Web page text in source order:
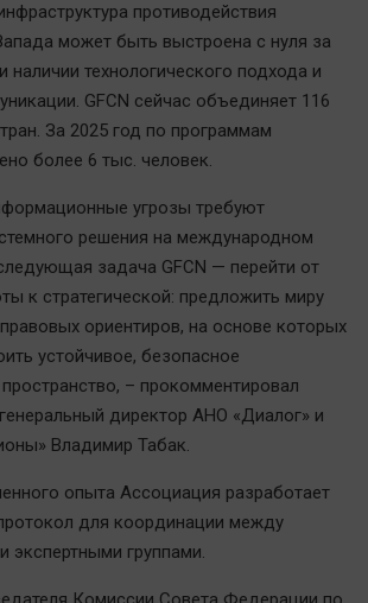
противодействия
может быть выстроена с нуля за
наличии технологического подхода и
GFCN сейчас объединяет 116
За 2025 год по программам
более 6 тыс. человек.
угрозы требуют
решения на международном
задача GFCN — перейти от
к стратегической: предложить миру
ориентиров, на основе которых
устойчивое, безопасное
– прокомментировал
директор АНО «Диалог» и
Владимир Табак.
опыта Ассоциация разработает
для координации между
экспертными группами.